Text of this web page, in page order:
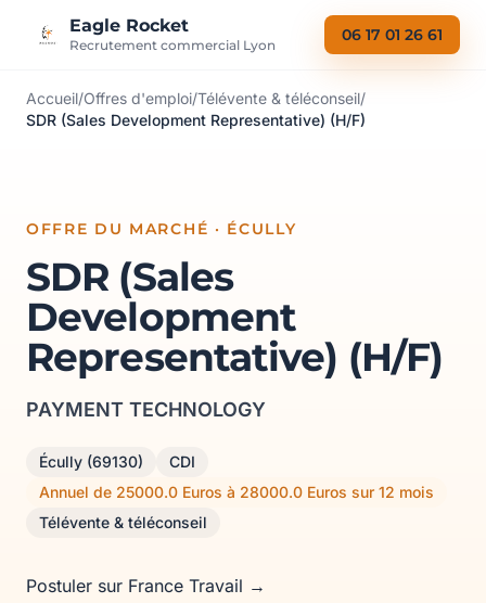
Eagle Rocket
Recrutement commercial Lyon
06 17 01 26 61
Accueil/Offres d'emploi/Télévente & téléconseil/
SDR (Sales Development Representative) (H/F)
OFFRE DU MARCHÉ · ÉCULLY
SDR (Sales
Development
Representative) (H/F)
PAYMENT TECHNOLOGY
Écully (69130)
CDI
Annuel de 25000.0 Euros à 28000.0 Euros sur 12 mois
Télévente & téléconseil
Postuler sur France Travail →